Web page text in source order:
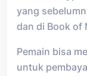
yang
dan di Book of
Pemain bisa
untuk